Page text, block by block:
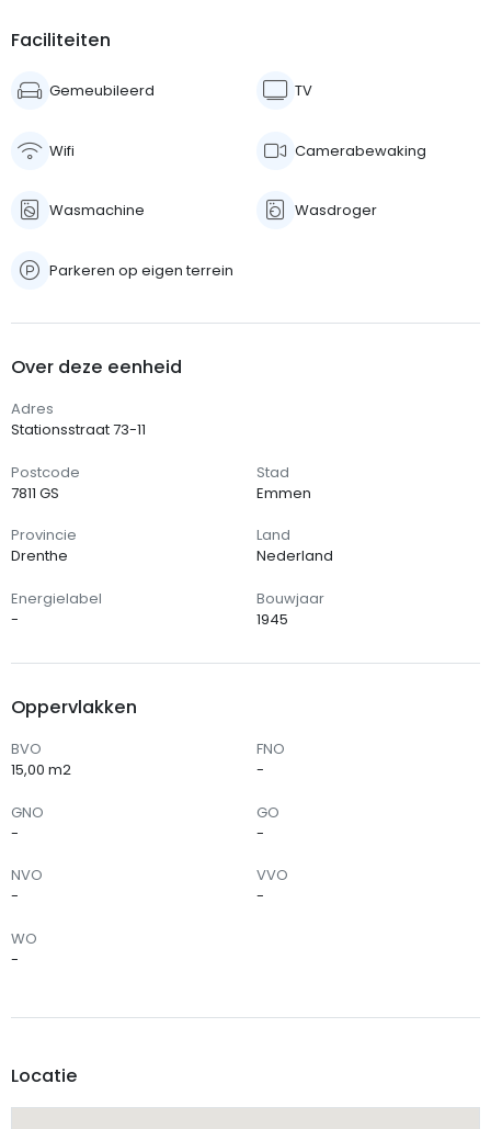
Faciliteiten
Gemeubileerd TV
Wifi Camerabewaking
Wasmachine Wasdroger
Parkeren op eigen terrein
Over deze eenheid
Adres
Stationsstraat 73-11
Postcode
7811 GS
Stad
Emmen
Provincie
Drenthe
Land
Nederland
Energielabel
-
Bouwjaar
1945
Oppervlakken
BVO
15,00 m2
FNO
-
GNO
-
GO
-
NVO
-
VVO
-
WO
-
Locatie